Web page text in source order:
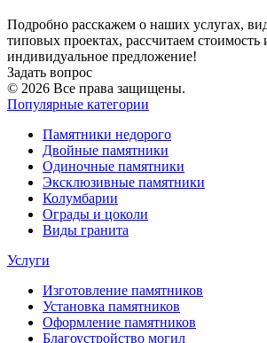
Подробно расскажем о наших услугах,
типовых проектах, рассчитаем стоимость
индивидуальное предложение!
Задать вопрос
© 2026 Все права защищены.
Популярные категории
Памятники недорого
Двойные памятники
Одиночные памятники
Эксклюзивные памятники
Колумбарии
Ограды и цоколи
Виды гранита
Услуги
Изготовление памятников
Установка памятников
Оформление памятников
Благоустройство могил